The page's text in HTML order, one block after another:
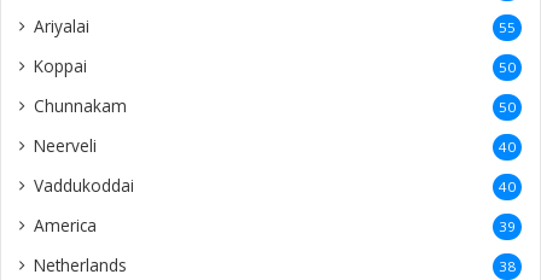
Ariyalai 55
Koppai 50
Chunnakam 50
Neerveli 40
Vaddukoddai 40
America 39
Netherlands 38